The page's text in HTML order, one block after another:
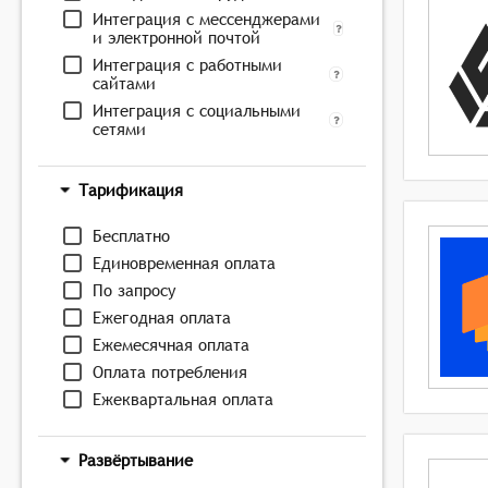
Интеграция с мессенджерами
и электронной почтой
Интеграция с работными
сайтами
Интеграция с социальными
сетями
Тарификация
Бесплатно
Единовременная оплата
По запросу
Ежегодная оплата
Ежемесячная оплата
Оплата потребления
Ежеквартальная оплата
Развёртывание